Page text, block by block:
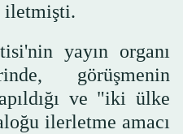
iletmişti.
yayın organı
görüşmenin
ve "iki ülke
ilerletme amacı